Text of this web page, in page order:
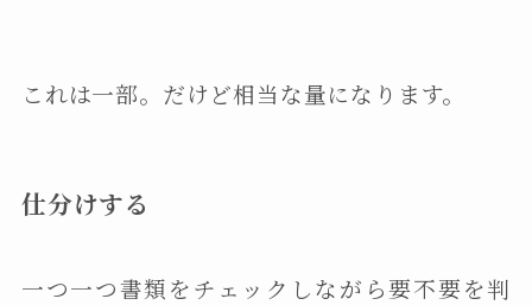
これは一部。だけど相当な量になります。
仕分けする
一つ一つ書類をチェックしながら要不要を判